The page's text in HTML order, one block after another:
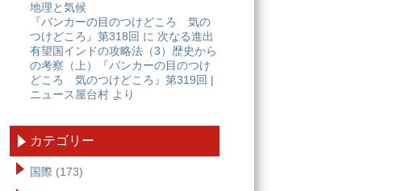
地理と気候
『バンカーの目のつけどころ 気の
つけどころ』第318回 に 次なる進出
有望国インドの攻略法（3）歴史から
の考察（上）『バンカーの目のつけ
どころ 気のつけどころ』第319回 |
ニュース屋台村 より
カテゴリー
国際 (173)